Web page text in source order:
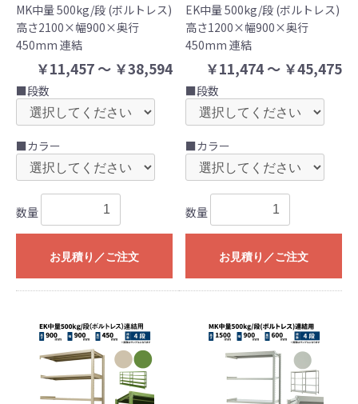
MK中量 500kg/段 (ボルトレス)
高さ2100×幅900×奥行
450mm 連結
￥11,457 ～ ￥38,594
■段数
■カラー
数量
お見積り／ご注文
EK中量 500kg/段 (ボルトレス)
高さ1200×幅900×奥行
450mm 連結
￥11,474 ～ ￥45,475
■段数
■カラー
数量
お見積り／ご注文